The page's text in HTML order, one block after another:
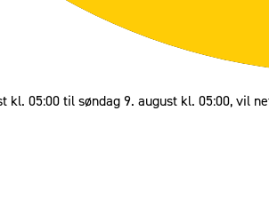
kl. 05:00 til søndag 9. august kl. 05:00,